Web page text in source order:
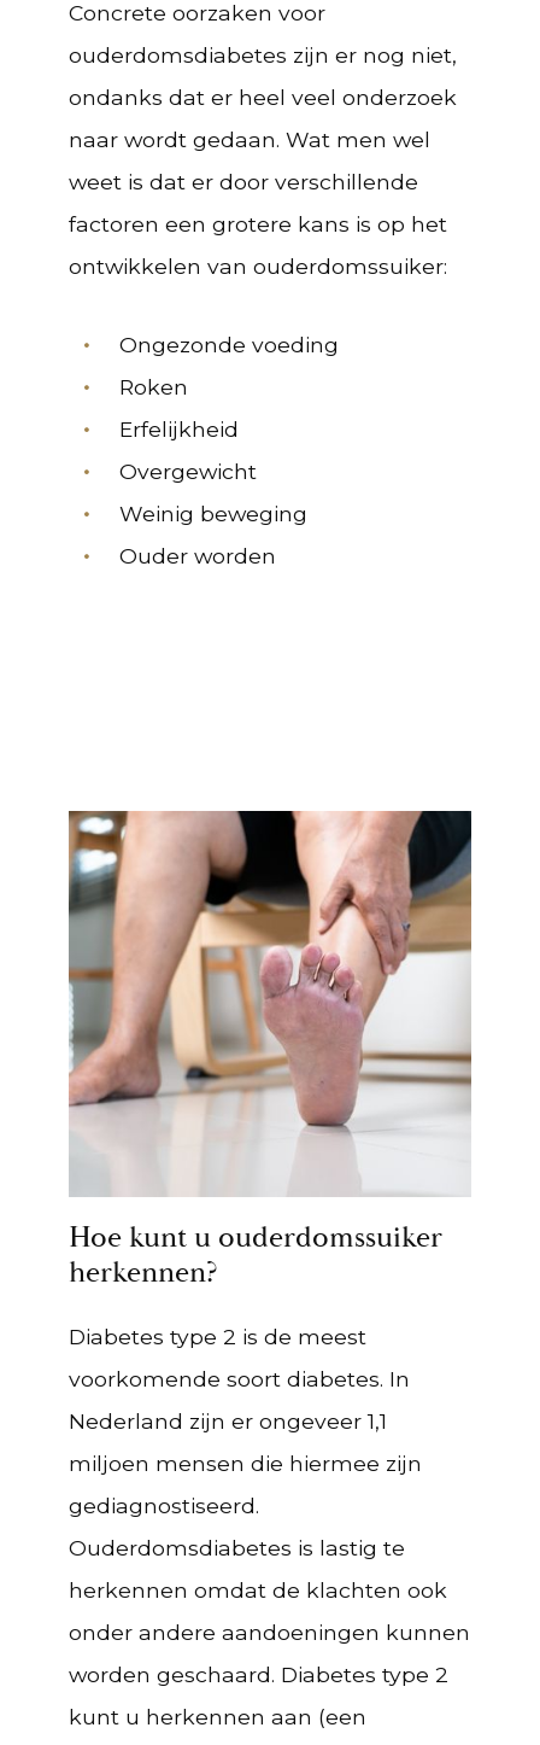
Concrete oorzaken voor
ouderdomsdiabetes zijn er nog niet,
ondanks dat er heel veel onderzoek
naar wordt gedaan. Wat men wel
weet is dat er door verschillende
factoren een grotere kans is op het
ontwikkelen van ouderdomssuiker:
Ongezonde voeding
Roken
Erfelijkheid
Overgewicht
Weinig beweging
Ouder worden
Hoe kunt u ouderdomssuiker
herkennen?
Diabetes type 2 is de meest
voorkomende soort diabetes. In
Nederland zijn er ongeveer 1,1
miljoen mensen die hiermee zijn
gediagnostiseerd.
Ouderdomsdiabetes is lastig te
herkennen omdat de klachten ook
onder andere aandoeningen kunnen
worden geschaard. Diabetes type 2
kunt u herkennen aan (een